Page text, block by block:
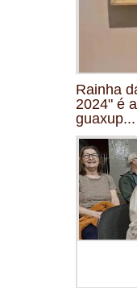
Rainha
2024" é
guaxup...